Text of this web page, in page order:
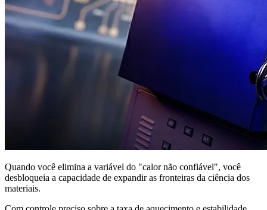
Quando você elimina a variável do "calor não confiável", você
desbloqueia a capacidade de expandir as fronteiras da ciência dos
materiais.